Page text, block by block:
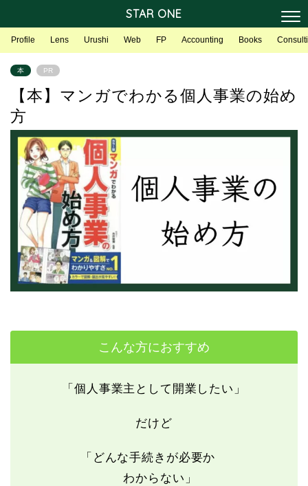
STAR ONE
Profile Lens Urushi Web FP Accounting Books
本 PR
【本】マンガでわかる個人事業の始め
方
こんな方におすすめ
「個人事業主として開業したい」
だけど
「どんな手続きが必要か
わからない」